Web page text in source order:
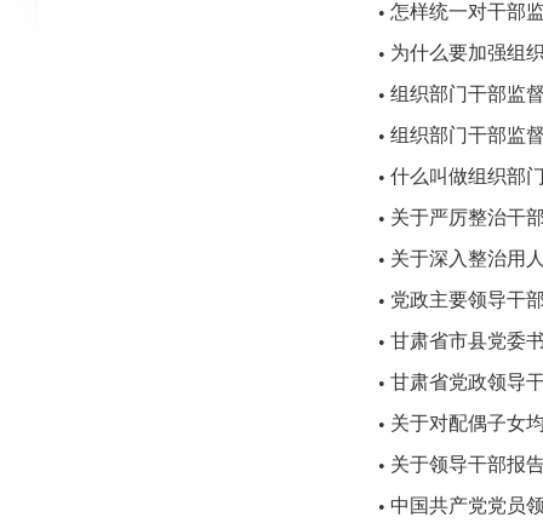
• 怎样统一对干部
• 为什么要加强组
• 组织部门干部监
• 组织部门干部监
• 什么叫做组织部
• 关于严厉整治干
• 关于深入整治用
• 党政主要领导干
• 甘肃省市县党委
• 甘肃省党政领导
• 关于对配偶子女
• 关于领导干部报
• 中国共产党党员